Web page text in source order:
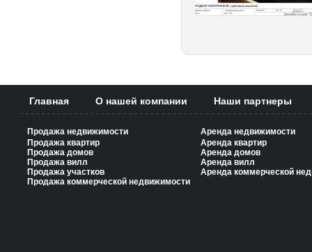
Главная О нашей компании Наши партнеры
Продажа недвижимости
Продажа квартир
Продажа домов
Продажа вилл
Продажа участков
Продажа коммерческой недвижимости
Аренда недвижимости
Аренда квартир
Аренда домов
Аренда вилл
Аренда коммерческой